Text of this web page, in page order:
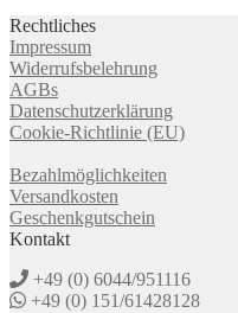
Rechtliches
Impressum
Widerrufsbelehrung
AGBs
Datenschutzerklärung
Cookie-Richtlinie (EU)
Bezahlmöglichkeiten
Versandkosten
Geschenkgutschein
Kontakt
+49 (0) 6044/951116
+49 (0) 151/61428128